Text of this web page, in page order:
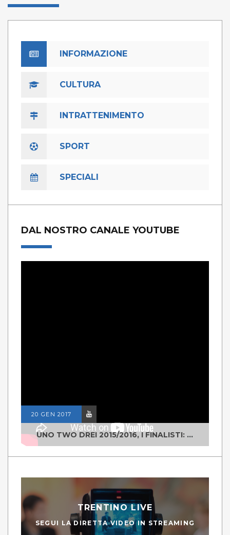
INFORMAZIONE
CULTURA
INTRATTENIMENTO
SPORT
SPECIALI
DAL NOSTRO CANALE YOUTUBE
20 GEN 2017
UNO TWO DREI 2015/2016, I FINALISTI: CLASSE IV ALS ISTITUTO "DEGASPERI" BORGO VALSUGANA
TRENTINO LIVE
SEGUI LA DIRETTA VIDEO IN STREAMING